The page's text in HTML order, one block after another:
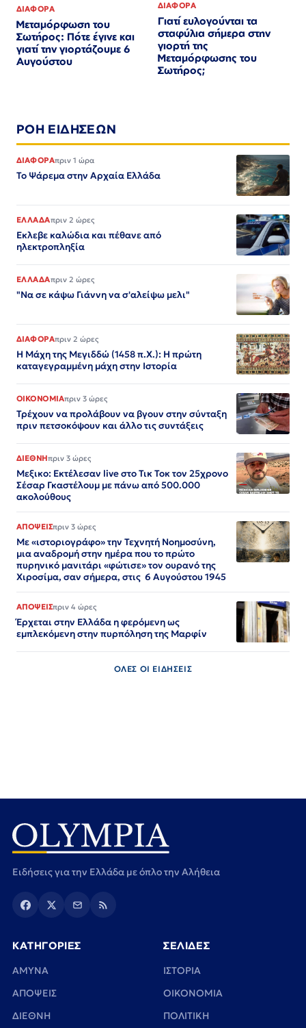
ΔΙΑΦΟΡΑ
Μεταμόρφωση του
Σωτήρος: Πότε έγινε και
γιατί την γιορτάζουμε 6
Αυγούστου
ΔΙΑΦΟΡΑ
Γιατί ευλογούνται τα
σταφύλια σήμερα στην
γιορτή της
Μεταμόρφωσης του
Σωτήρος;
ΡΟΗ ΕΙΔΗΣΕΩΝ
ΔΙΑΦΟΡΑπριν 1 ώρα
Το Ψάρεμα στην Αρχαία Ελλάδα
ΕΛΛΑΔΑπριν 2 ώρες
Εκλεβε καλώδια και πέθανε από
ηλεκτροπληξία
ΕΛΛΑΔΑπριν 2 ώρες
"Να σε κάψω Γιάννη να σ'αλείψω μελι"
ΔΙΑΦΟΡΑπριν 2 ώρες
Η Μάχη της Μεγιδδώ (1458 π.Χ.): Η πρώτη
καταγεγραμμένη μάχη στην Ιστορία
ΟΙΚΟΝΟΜΙΑπριν 3 ώρες
Τρέχουν να προλάβουν να βγουν στην σύνταξη
πριν πετσοκόψουν και άλλο τις συντάξεις
ΔΙΕΘΝΗπριν 3 ώρες
Μεξικο: Εκτέλεσαν live στο Τικ Τοκ τον 25χρονο
Σέσαρ Γκαστέλουμ με πάνω από 500.000
ακολούθους
ΑΠΟΨΕΙΣπριν 3 ώρες
Με «ιστοριογράφο» την Τεχνητή Νοημοσύνη,
μια αναδρομή στην ημέρα που το πρώτο
πυρηνικό μανιτάρι «φώτισε» τον ουρανό της
Χιροσίμα, σαν σήμερα, στις 6 Αυγούστου 1945
ΑΠΟΨΕΙΣπριν 4 ώρες
Έρχεται στην Ελλάδα η φερόμενη ως
εμπλεκόμενη στην πυρπόληση της Μαρφίν
ΟΛΕΣ ΟΙ ΕΙΔΗΣΕΙΣ
Ειδήσεις για την Ελλάδα με όπλο την Αλήθεια
ΚΑΤΗΓΟΡΙΕΣ
ΑΜΥΝΑ
ΑΠΟΨΕΙΣ
ΔΙΕΘΝΗ
ΣΕΛΙΔΕΣ
ΙΣΤΟΡΙΑ
ΟΙΚΟΝΟΜΙΑ
ΠΟΛΙΤΙΚΗ